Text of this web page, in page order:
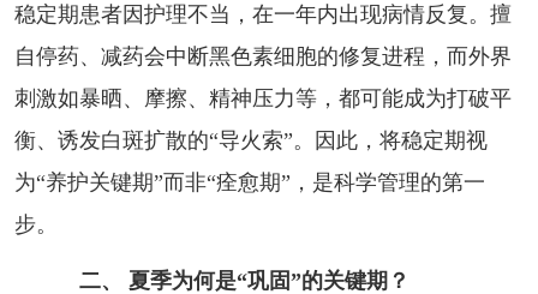
稳定期患者因护理不当，在一年内出现病情反复。擅
自停药、减药会中断黑色素细胞的修复进程，而外界
刺激如暴晒、摩擦、精神压力等，都可能成为打破平
衡、诱发白斑扩散的“导火索”。因此，将稳定期视
为“养护关键期”而非“痊愈期”，是科学管理的第一
步。
二、 夏季为何是“巩固”的关键期？